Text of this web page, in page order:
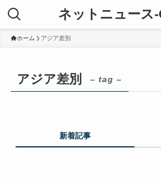
ネットニュース
ホーム アジア差別
アジア差別 – tag –
新着記事